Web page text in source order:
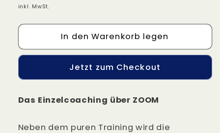
Preis
inkl. MwSt.
In den Warenkorb legen
Jetzt zum Checkout
Das Einzelcoaching über ZOOM
Neben dem puren Training wird die